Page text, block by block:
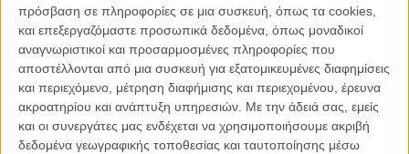
πρόσβαση σε πληροφορίες σε μια συσκευή, όπως τα cookies,
και επεξεργαζόμαστε προσωπικά δεδομένα, όπως μοναδικοί
αναγνωριστικοί και προσαρμοσμένες πληροφορίες που
αποστέλλονται από μια συσκευή για εξατομικευμένες διαφημίσεις
και περιεχόμενο, μέτρηση διαφήμισης και περιεχομένου, έρευνα
ακροατηρίου και ανάπτυξη υπηρεσιών. Με την άδειά σας, εμείς
και οι συνεργάτες μας ενδέχεται να χρησιμοποιήσουμε ακριβή
δεδομένα γεωγραφικής τοποθεσίας και ταυτοποίησης μέσω
τον Θανάση Νεόφωτιστο και την Airhostess-737» και το ακούτε στο
Spotifyκαι στοYouTube.